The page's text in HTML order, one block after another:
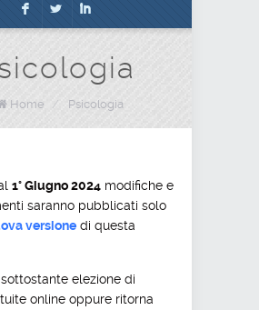
F L I
Home / Psicologia
1° Giugno 2024 modifiche e
saranno pubblicati solo
versione di questa
elezione di
online oppure ritorna